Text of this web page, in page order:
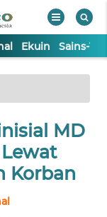
Ekuin Sains-
MD
Korban